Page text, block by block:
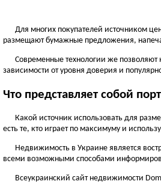
Для многих покупателей источником
размещают бумажные предложения,
Современные технологии же позволяют
зависимости от уровня доверия и
Что представляет собой
Какой источник использовать для
есть те, кто играет по максимуму и
Недвижимость в Украине является
всеми возможными способами
Всеукраинский сайт недвижимости